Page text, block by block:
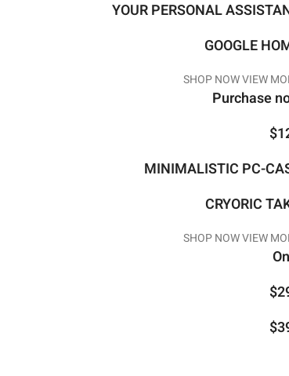
YOUR PERSONAL
GOOGLE
SHOP NOWVIEW
Purchase
MINIMALISTIC PC-
CRYORIC
SHOP NOWVIEW